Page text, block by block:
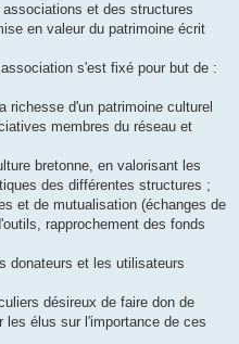
et des structures
en valeur du patrimoine écrit
s'est fixé pour but de :
richesse d'un patrimoine culturel
membres du réseau et
bretonne, en valorisant les
des différentes structures ;
et de mutualisation (échanges de
rapprochement des fonds
donateurs et les utilisateurs
désireux de faire don de
les élus sur l'importance de ces